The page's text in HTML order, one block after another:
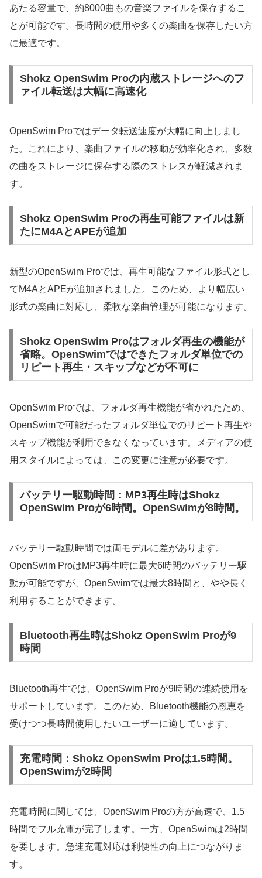
あたる容量で、約8000曲もの音楽ファイルを保存するこ
とが可能です。長時間の使用や多くの楽曲を保存したい方
に最適です。
Shokz OpenSwim Proの内蔵ストレージへのフ
ァイル転送は大幅に高速化
OpenSwim Proではデータ転送速度が大幅に向上しまし
た。これにより、楽曲ファイルの移動が効率化され、多数
の曲をストレージに保存する際のストレスが軽減されま
す。
Shokz OpenSwim Proの再生可能ファイルは新
たにM4AとAPEが追加
新型のOpenSwim Proでは、再生可能なファイル形式とし
てM4AとAPEが追加されました。このため、より幅広い
形式の楽曲に対応し、柔軟な楽曲管理が可能になります。
Shokz OpenSwim Proはフォルダ再生の機能が
省略。OpenSwimではできたフォルダ単位での
リピート再生・スキップなどが不可に
OpenSwim Proでは、フォルダ再生機能が省かれたため、
OpenSwimで可能だったフォルダ単位でのリピート再生や
スキップ機能が利用できなくなっています。メディアの使
用スタイルによっては、この変更に注意が必要です。
バッテリー駆動時間：MP3再生時はShokz
OpenSwim Proが6時間。OpenSwimが8時間。
バッテリー駆動時間では両モデルに差があります。
OpenSwim ProはMP3再生時に最大6時間のバッテリー駆
動が可能ですが、OpenSwimでは最大8時間と、やや長く
利用することができます。
Bluetooth再生時はShokz OpenSwim Proが9
時間
Bluetooth再生では、OpenSwim Proが9時間の連続使用を
サポートしています。このため、Bluetooth機能の恩恵を
受けつつ長時間使用したいユーザーに適しています。
充電時間：Shokz OpenSwim Proは1.5時間。
OpenSwimが2時間
充電時間に関しては、OpenSwim Proの方が高速で、1.5
時間でフル充電が完了します。一方、OpenSwimは2時間
を要します。急速充電対応は利便性の向上につながりま
す。